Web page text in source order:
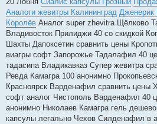
Аналоги жевитры Калининград
Королёв Аналог super zhevitra Щёлково
Владивосток Прилиджи 40 со скидкой
Шахты Дапоксетин сравнить цены
виагры софт Запорожье Тадалафил 40
тадасипа Владикавказ Супер жевитра
Ревда Камагра 100 анонимно
Красноярск Варденафил сравнить цены
софт аналог Чистополь Варденафил 40
анонимно Николаев Камагра гель
капсулы легально Чехов Силденафил в